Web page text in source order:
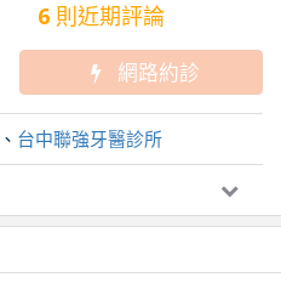
6則近期評論
網路約診
、 台中聯強牙醫診所